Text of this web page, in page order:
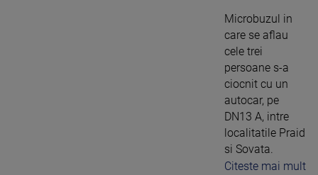
Microbuzul in
care se aflau
cele trei
persoane s-a
ciocnit cu un
autocar, pe
DN13 A, intre
localitatile Praid
si Sovata.
Citeste mai mult